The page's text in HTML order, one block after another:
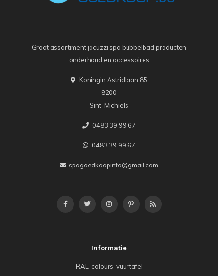
Groot assortiment jacuzzi spa bubbelbad producten
onderhoud en accessoires
Koningin Astridlaan 85
8200
Sint-Michiels
0483 39 99 67
0483 39 99 67
spagoedkoopinfo@gmail.com
Informatie
RAL-colours-vuurtafel